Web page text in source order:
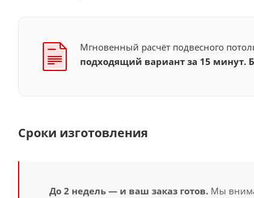
Мгновенный расчёт подвесного
подходящий вариант за 15 минут.
Сроки изготовления
До 2 недель — и ваш заказ готов. Мы